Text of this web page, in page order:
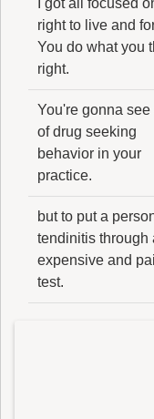
I got all focused
right to live and
You do what you
right.
You're gonna see
of drug seeking
behavior in your
practice.
but to put a
tendinitis through
expensive and
test.